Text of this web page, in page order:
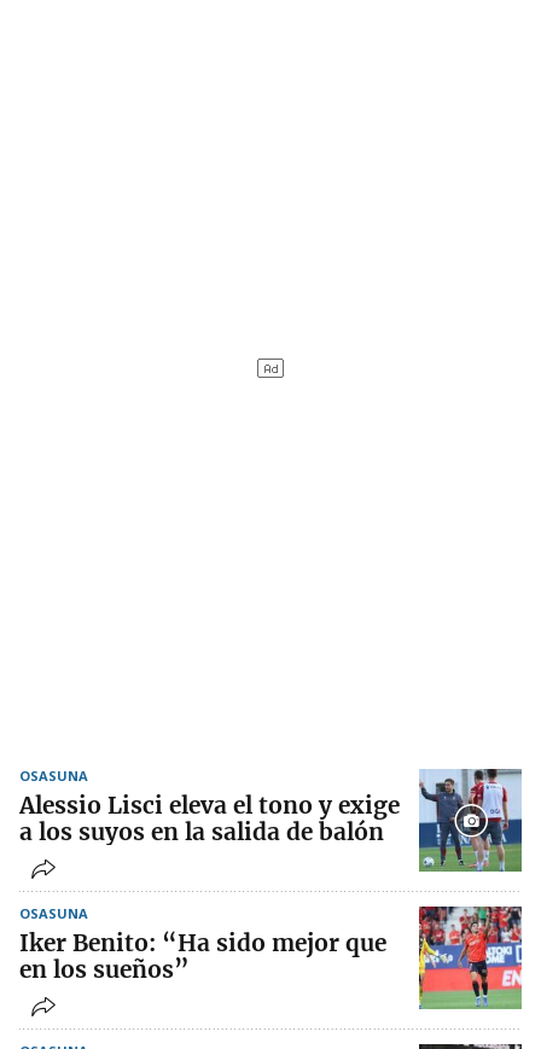
OSASUNA
Alessio Lisci eleva el tono y exige
a los suyos en la salida de balón
OSASUNA
Iker Benito: “Ha sido mejor que
en los sueños”